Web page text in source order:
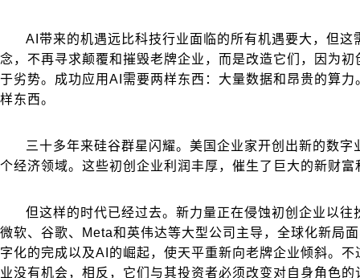
AI带来的机遇远比科技行业面临的所有机遇要大，但这
念，不再寻求颠覆和摧毁老牌企业，而是改造它们，因为
于劣势。成功应用AI需要两样东西：大量数据和昂贵的算
样东西。
三十多年来硅谷群星闪耀。美国企业家开创出新的数字
个经济领域。这些初创企业利润丰厚，催生了巨大的新财富
但这样的时代已经过去。新力量正在侵蚀初创企业以往
微软、谷歌、Meta和英伟达等大型公司主导，全球化新局
字化的完成以及AI的崛起，使天平重新向老牌企业倾斜。
业没有机会，相反，它们与其投资者必须改变对自身角色